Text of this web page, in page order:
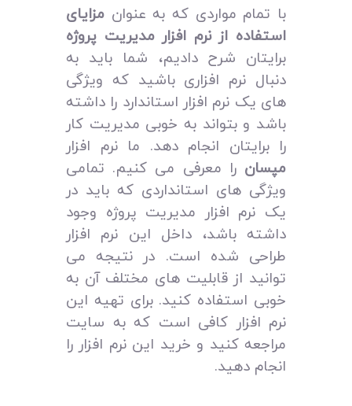
با تمام مواردی که به عنوان مزایای
استفاده از نرم افزار مدیریت پروژه
برایتان شرح دادیم، شما باید به
دنبال نرم افزاری باشید که ویژگی‌
های یک نرم افزار استاندارد را داشته
باشد و بتواند به خوبی مدیریت کار
را برایتان انجام دهد. ما نرم افزار
مپسان را معرفی می‌ کنیم. تمامی
ویژگی‌ های استانداردی که باید در
یک نرم افزار مدیریت پروژه وجود
داشته باشد، داخل این نرم افزار
طراحی شده است. در نتیجه می‌
توانید از قابلیت‌ های مختلف آن به
خوبی استفاده کنید. برای تهیه این
نرم افزار کافی است که به سایت
مراجعه کنید و خرید این نرم افزار را
انجام دهید.